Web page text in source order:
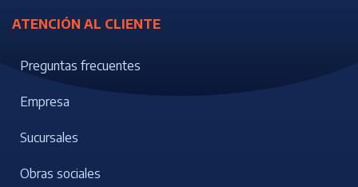
ATENCIÓN AL CLIENTE
Preguntas frecuentes
Empresa
Sucursales
Obras sociales